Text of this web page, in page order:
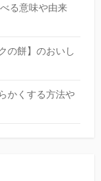
る意味や由来
の餅】のおいし
かくする方法や